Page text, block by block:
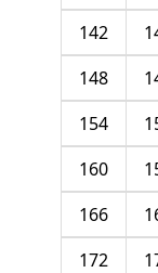
142
148
154
160
166
172